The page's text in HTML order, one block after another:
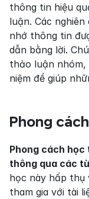
thông tin hiệu
luận. Các
nhớ thông tin
dẫn bằng lời.
thảo luận nhóm,
niệm để giúp
Phong
Phong cách
thông qua các
học này hấp
tham gia với tài